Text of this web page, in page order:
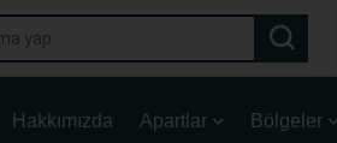
Hakkımızda Apartlar Bölgeler